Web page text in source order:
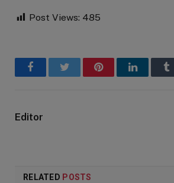
Post Views: 485
FacebookTwitter PinterestLinkedIn
Editor
RELATED POSTS